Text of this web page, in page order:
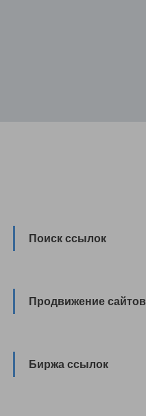
Поиск ссылок
Продвижение сайтов
Биржа ссылок